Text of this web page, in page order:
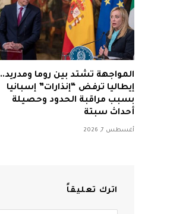
المواجهة تشتد بين روما ومدريد..
إيطاليا ترفض “إنذارات” إسبانيا
بسبب مراقبة الحدود وحصيلة
أحداث سبتة
أغسطس 7, 2026
اترك تعليقاً